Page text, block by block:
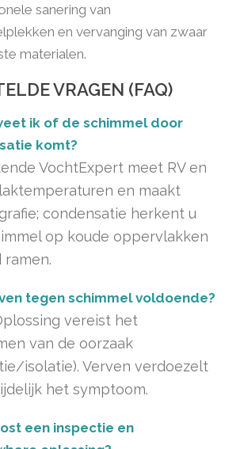
sanering van
en vervanging van zwaar
materialen.
VRAGEN (FAQ)
ik of de schimmel door
komt?
VochtExpert meet RV en
en maakt
condensatie herkent u
op koude oppervlakken
ramen.
tegen schimmel voldoende?
vereist het
van de oorzaak
isolatie). Verven verdoezelt
het symptoom.
een inspectie en